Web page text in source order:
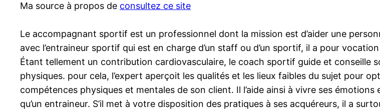
Ma source à propos de consultez ce site
Le accompagnant sportif est un professionnel dont la mission est d’aider une
avec l’entraineur sportif qui est en charge d’un staff ou d’un sportif, il a pour
Étant tellement un contribution cardiovasculaire, le coach sportif guide et conseille
physiques. pour cela, l’expert aperçoit les qualités et les lieux faibles du sujet pour
compétences physiques et mentales de son client. Il l’aide ainsi à vivre ses
qu’un entraineur. S’il met à votre disposition des pratiques à ses acquéreurs, il a